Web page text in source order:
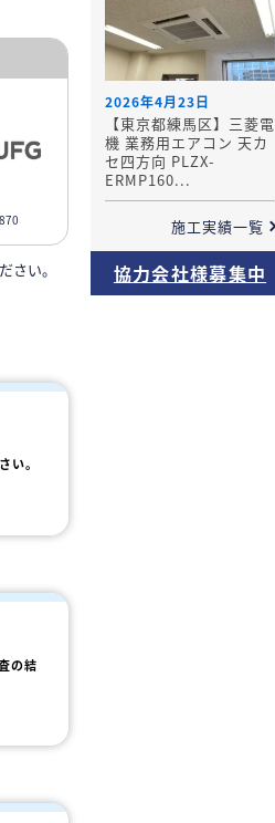
さい。
い。
の結
2026年4月23日
【東京都練馬区】三菱電
機 業務用エアコン 天カ
セ四方向 PLZX-
ERMP160...
施工実績一覧
協力会社様募集中